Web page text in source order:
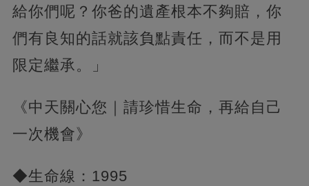
給你們呢？你爸的遺產根本不夠賠，你
們有良知的話就該負點責任，而不是用
限定繼承。」
《中天關心您｜請珍惜生命，再給自己
一次機會》
◆生命線：1995